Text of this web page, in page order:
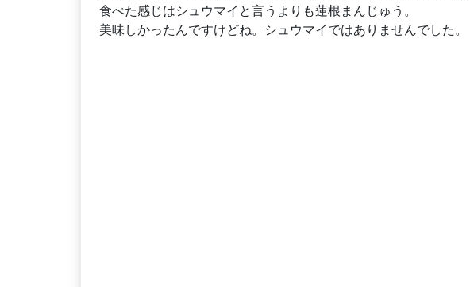
食べた感じはシュウマイと言うよりも蓮根まんじゅう。
美味しかったんですけどね。シュウマイではありませんでした。